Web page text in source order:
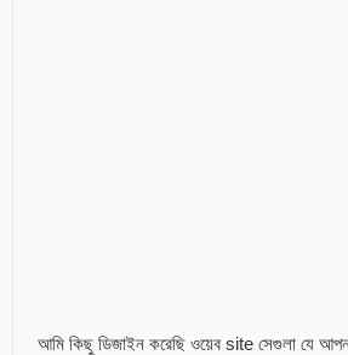
আমি কিছু ডিজাইন করেছি ওয়েব site সেগুলা যে